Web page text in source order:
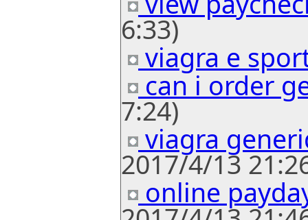
6:33)
viagra e
can i order
7:24)
viagra
2017/4/13
online